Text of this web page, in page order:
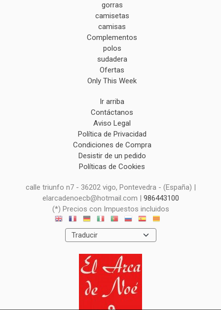
gorras
camisetas
camisas
Complementos
polos
sudadera
Ofertas
Only This Week
Ir arriba
Contáctanos
Aviso Legal
Política de Privacidad
Condiciones de Compra
Desistir de un pedido
Políticas de Cookies
calle triunfo n7 - 36202 vigo, Pontevedra - (España) |
elarcadenoecb@hotmail.com | 986443100
(*) Precios con Impuestos incluidos